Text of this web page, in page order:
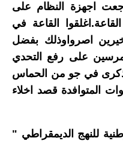
ان تراجعت اجهزة النظام على
القاعة في
اصرواوذلك بفضل
على رفع التحدي
في جو من الحماس
المتوافدة قصد اخلاء
للنهج الديمقراطي "